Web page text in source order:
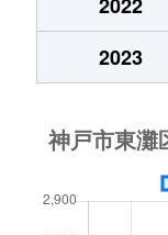
魚崎南町
魚崎南町
魚崎南町
渦森台
2023